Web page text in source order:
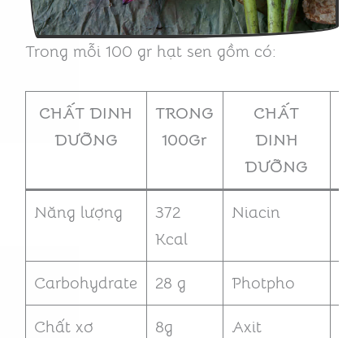
Trong mỗi 100 gr hạt sen gồm có:
CHẤT DINH
DƯỠNG
TRONG
100Gr
CHẤT
DINH
DƯỠNG
Năng lượng
372
Kcal
Niacin
Carbohydrate 28 g Photpho
Chất xơ 8g
Axit